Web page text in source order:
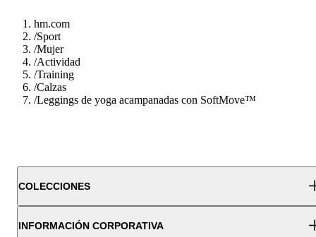
hm.com
/Sport
/Mujer
/Actividad
/Training
/Calzas
/Leggings de yoga acampanadas con SoftMove™
COLECCIONES
INFORMACIÓN CORPORATIVA